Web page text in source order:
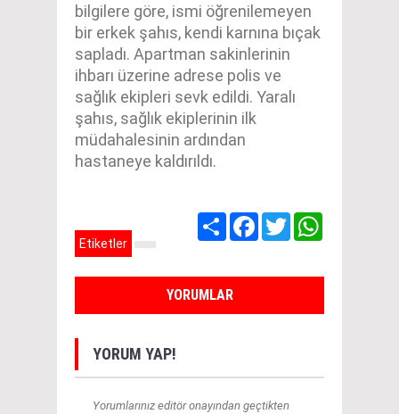
bilgilere göre, ismi öğrenilemeyen
bir erkek şahıs, kendi karnına bıçak
sapladı. Apartman sakinlerinin
ihbarı üzerine adrese polis ve
sağlık ekipleri sevk edildi. Yaralı
şahıs, sağlık ekiplerinin ilk
müdahalesinin ardından
hastaneye kaldırıldı.
Share Facebook
Twitter
Etiketler
YORUMLAR
YORUM YAP!
Yorumlarınız editör onayından geçtikten